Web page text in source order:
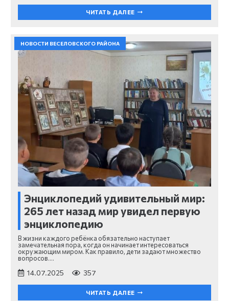
ЧИТАТЬ ДАЛЕЕ
НОВОСТИ ВЕСЕЛОВСКОГО РАЙОНА
Энциклопедий удивительный мир:
265 лет назад мир увидел первую
энциклопедию
В жизни каждого ребёнка обязательно наступает
замечательная пора, когда он начинает интересоваться
окружающим миром. Как правило, дети задают множество
вопросов.…
14.07.2025 357
ЧИТАТЬ ДАЛЕЕ